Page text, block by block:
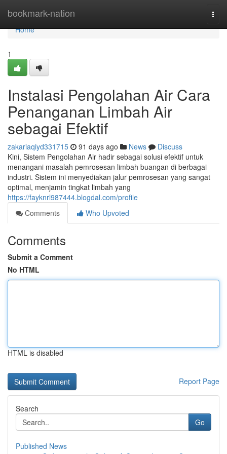
bookmark-nation
Home
Home
1
Instalasi Pengolahan Air Cara
Penanganan Limbah Air
sebagai Efektif
zakariaqiyd331715 91 days ago News
Discuss
Kini, Sistem Pengolahan Air hadir sebagai solusi efektif untuk
menangani masalah pemrosesan limbah buangan di berbagai
industri. Sistem ini menyediakan jalur pemrosesan yang sangat
optimal, menjamin tingkat limbah yang
https://fayknrl987444.blogdal.com/profile
Comments
Who Upvoted
Comments
Submit a Comment
No HTML
HTML is disabled
Report Page
Search
Go
Published News